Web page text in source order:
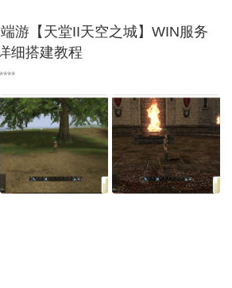
游【天堂II天空之城】WIN服务
细搭建教程